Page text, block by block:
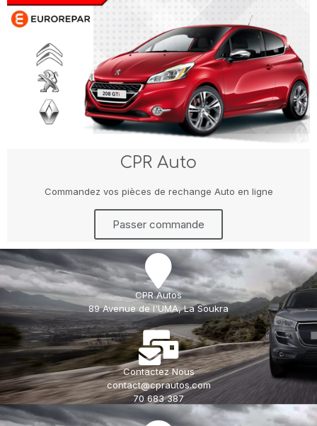
CPR Auto
Commandez vos pièces de rechange Auto en ligne
Passer commande
CPR Autos
89 Avenue de l'UMA, La Soukra
Contactez Nous
contact@cprautos.com
70 683 387